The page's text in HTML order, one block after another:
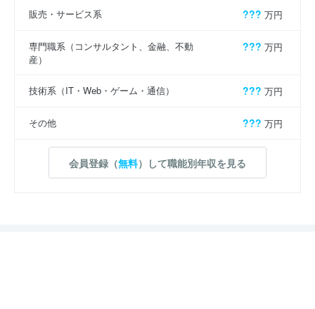
販売・サービス系 ??? 万円
専門職系（コンサルタント、金融、不動
産）
??? 万円
技術系（IT・Web・ゲーム・通信） ??? 万円
その他 ??? 万円
会員登録（無料）して職能別年収を見る